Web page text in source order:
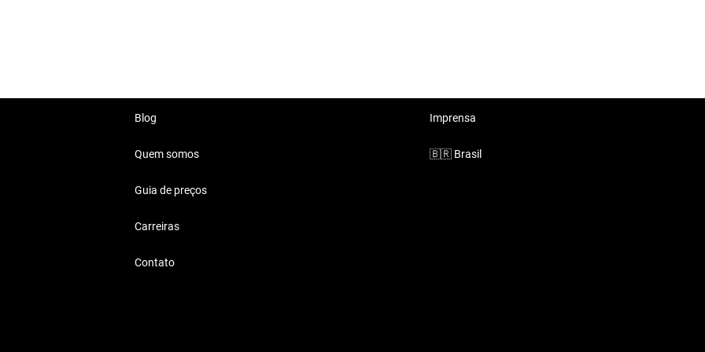
quem busca desempenho
mão de espaço e conforto.
para a família. Blog
Quem somos
Guia de preços
Carreiras
Contato
Imprensa
🇧🇷 Brasil